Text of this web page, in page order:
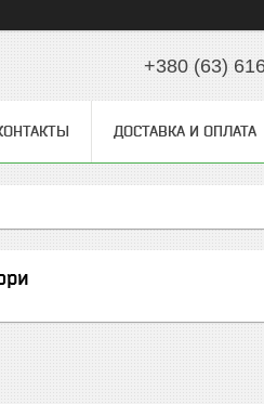
+380 (63)
ДОСТАВКА И ОПЛАТА